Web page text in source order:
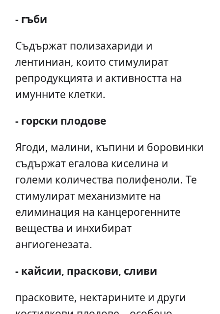
- гъби
Съдържат полизахариди и
лентиниан, които стимулират
репродукцията и активността на
имунните клетки.
- горски плодове
Ягоди, малини, къпини и боровинки
съдържат егалова киселина и
големи количества полифеноли. Те
стимулират механизмите на
елиминация на канцерогенните
вещества и инхибират
ангиогенезата.
- кайсии, праскови, сливи
прасковите, нектарините и други